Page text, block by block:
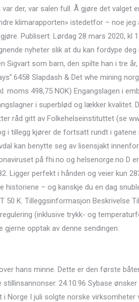
der, var salen full. Å gjøre det
klimarapporten» istedetfor – noe
Publisert: Lørdag 28 mars 2020, kl
nyheter slik at du kan fordype
Sigvart som barn, den spilte han i tre
Slapdash & Det whe mining
moms 498,75 NOK) Engangslagen i
i superblød og lækker
råd gitt av Folkehelseinstituttet (se
i tillegg kjører de fortsatt rundt i
kan benytte seg av lisensjakt
på fhi.no og helsenorge.no D
Ligger perfekt i hånden og veier kun
historiene – og kanskje du en dag
50 K. Tilleggsinformasjon Beskrivelse
(inklusive trykk- og
gjerne opptak av denne sendingen.
hans minne. Dette er den første
24.10.96 Sybase
i Norge I juli solgte norske